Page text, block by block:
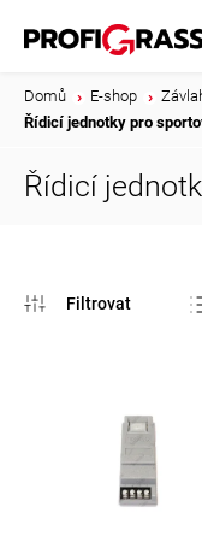
Domů E-shop
Řídicí jednotky pro
Řídicí